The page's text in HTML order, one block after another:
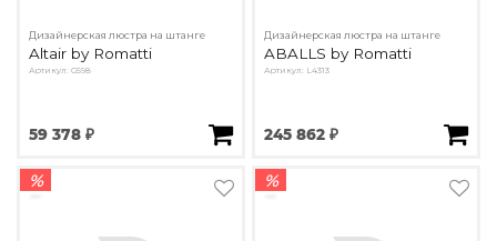
Дизайнерская люстра на штанге
Altair by Romatti
Артикул: G598
59 378 ₽
Дизайнерская люстра на штанге
ABALLS by Romatti
Артикул: L4313
245 862 ₽
% %